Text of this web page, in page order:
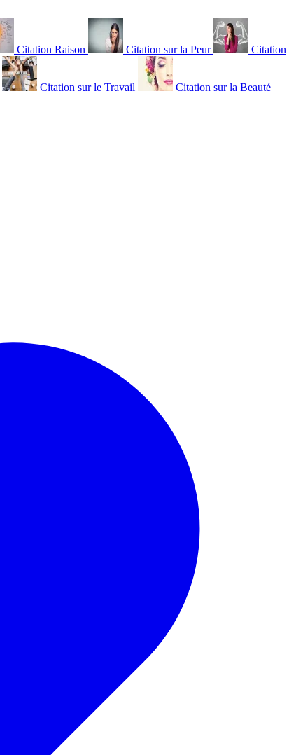
Citation Raison Citation sur la Peur Citation
Citation sur le Travail Citation sur la Beauté